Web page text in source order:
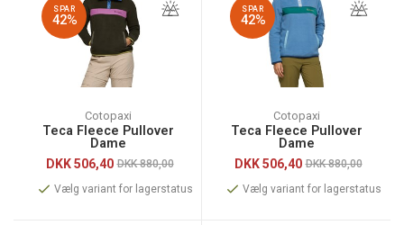
SPAR
42%
Cotopaxi
Teca Fleece Pullover
Dame
DKK506,40 DKK 880,00
Vælg variant for lagerstatus
SPAR
42%
Cotopaxi
Teca Fleece Pullover
Dame
DKK506,40 DKK 880,00
Vælg variant for lagerstatus